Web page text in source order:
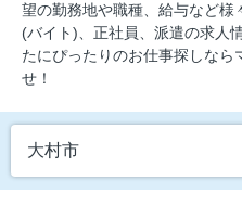
望の勤務地や職種、給与など様
(バイト)、正社員、派遣の求人
たにぴったりのお仕事探しな
せ！
大村市